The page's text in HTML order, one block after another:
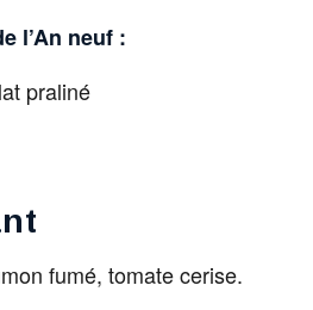
l’An neuf :
praliné
fumé, tomate cerise.